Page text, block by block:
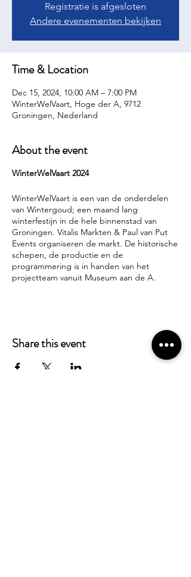
Registratie is afgesloten
Andere evenementen bekijken
Time & Location
Dec 15, 2024, 10:00 AM – 7:00 PM
WinterWelVaart, Hoge der A, 9712
Groningen, Nederland
About the event
WinterWelVaart 2024
WinterWelVaart is een van de onderdelen
van Wintergoud; een maand lang
winterfestijn in de hele binnenstad van
Groningen. Vitalis Markten & Paul van Put
Events organiseren de markt. De historische
schepen, de productie en de
programmering is in handen van het
projectteam vanuit Museum aan de A.
Share this event